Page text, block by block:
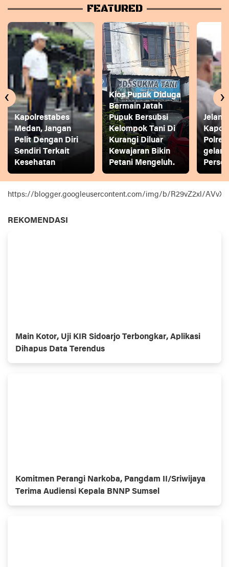
FEATURED
Kapolrestabes
Medan, Jangan
Pelit Dengan Diri
Sendiri Terkait
Kesehatan
Kios Pupuk Diduga
Bermain Jatah
Pupuk Bersubsi
Kelompok Tani Di
Kurangi Diluar
Kewajaran Bikin
Petani Mengeluh.
gelar
‹ ›
https://blogger.googleusercontent.com/img/b/R29vZ2xl/
REKOMENDASI
Main Kotor, Uji KIR Sidoarjo Terbongkar, Aplikasi
Dihapus Data Terendus
Komitmen Perangi Narkoba, Pangdam II/Sriwijaya
Terima Audiensi Kepala BNNP Sumsel